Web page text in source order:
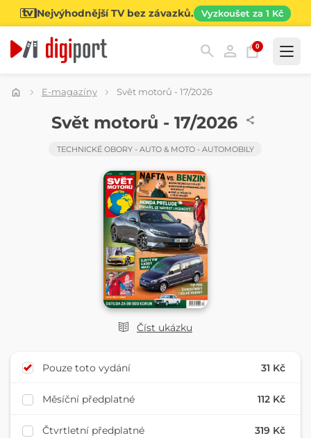
Nejvýhodnější TV bez závazků. Vyzkoušet za 1 Kč
0
Kategorie
E-magazíny Svět motorů - 17/2026
Číst ukázku
Svět motorů - 17/2026
TECHNICKÉ OBORY - AUTO & MOTO - AUTOMOBILY
Pouze toto vydání 31 Kč
Měsíční předplatné 112 Kč
Čtvrtletní předplatné 319 Kč